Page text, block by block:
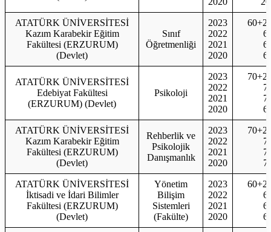
ATATÜRK ÜNİVERSİTESİ
Kazım Karabekir Eğitim
Fakültesi (ERZURUM)
(Devlet)
Sınıf
Öğretmenliği
2023
2022
2021
2020
ATATÜRK ÜNİVERSİTESİ
Edebiyat Fakültesi
(ERZURUM) (Devlet)
Psikoloji
2023
2022
2021
2020
ATATÜRK ÜNİVERSİTESİ
Kazım Karabekir Eğitim
Fakültesi (ERZURUM)
(Devlet)
Rehberlik ve
Psikolojik
Danışmanlık
2023
2022
2021
2020
ATATÜRK ÜNİVERSİTESİ
İktisadi ve İdari Bilimler
Fakültesi (ERZURUM)
(Devlet)
Yönetim
Bilişim
Sistemleri
(Fakülte)
2023
2022
2021
2020